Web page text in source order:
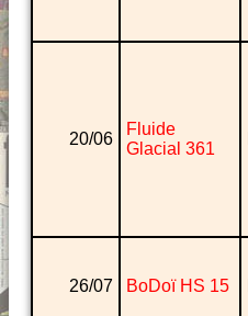
20/06
Fluide
Glacial 361
26/07 BoDoï HS 15